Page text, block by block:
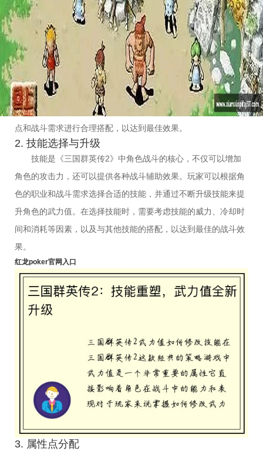
一。本文将从随机8-20个方面对武力值技能的修改进行详细阐
1. 装备选择与强化
在《三国群英传2》中，装备是提升角色武力值的重要途径
之一。玩家可以通过选择合适的装备来增加角色的攻击力、防御
力和其他属性。通过强化装备，可以进一步提升装备的属性加
成，从而增加角色的武力值。在选择装备时，需要根据角色的特
点和战斗需求进行合理搭配，以达到最佳效果。
2. 技能选择与升级
技能是《三国群英传2》中角色战斗的核心，不仅可以增加
角色的攻击力，还可以提供各种战斗辅助效果。玩家可以根据角
色的职业和战斗需求选择合适的技能，并通过不断升级技能来提
升角色的武力值。在选择技能时，需要考虑技能的威力、冷却时
间和消耗等因素，以及与其他技能的搭配，以达到最佳的战斗效
果。
红龙poker官网入口
3. 属性点分配